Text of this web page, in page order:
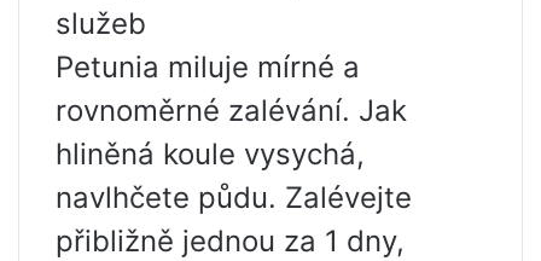
služeb
Petunia miluje mírné a
rovnoměrné zalévání. Jak
hliněná koule vysychá,
navlhčete půdu. Zalévejte
přibližně jednou za 1 dny,